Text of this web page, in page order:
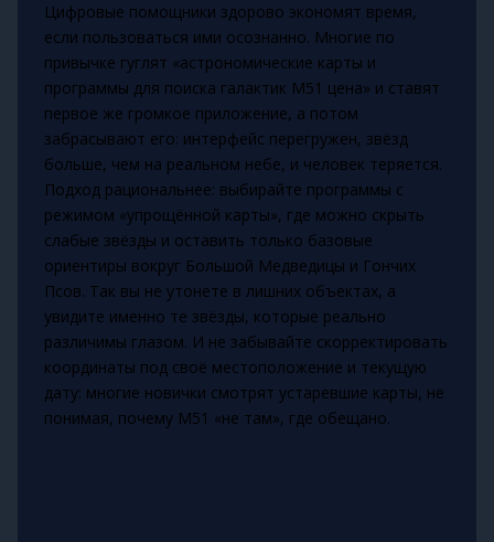
Цифровые помощники здорово экономят время,
если пользоваться ими осознанно. Многие по
привычке гуглят «астрономические карты и
программы для поиска галактик M51 цена» и ставят
первое же громкое приложение, а потом
забрасывают его: интерфейс перегружен, звёзд
больше, чем на реальном небе, и человек теряется.
Подход рациональнее: выбирайте программы с
режимом «упрощённой карты», где можно скрыть
слабые звёзды и оставить только базовые
ориентиры вокруг Большой Медведицы и Гончих
Псов. Так вы не утонете в лишних объектах, а
увидите именно те звёзды, которые реально
различимы глазом. И не забывайте скорректировать
координаты под своё местоположение и текущую
дату: многие новички смотрят устаревшие карты, не
понимая, почему М51 «не там», где обещано.